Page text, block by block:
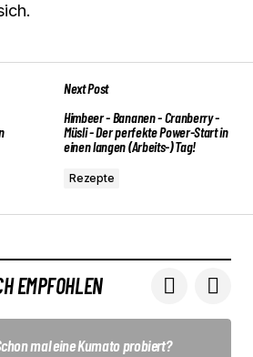
Next Post
Himbeer - Bananen - Cranberry -
Müsli - Der perfekte Power-Start in
einen langen (Arbeits-) Tag!
Rezepte
EMPFOHLEN
mal eine Kumato probiert?